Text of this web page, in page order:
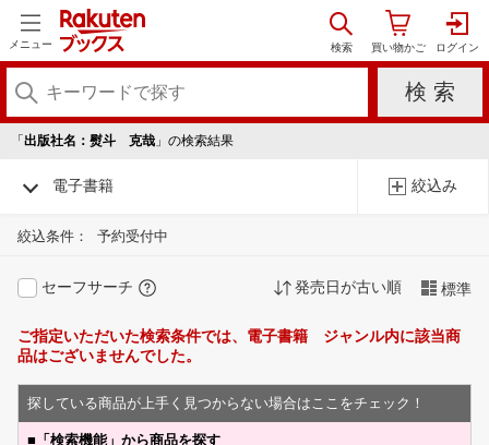
メニュー
「 出版社名：熨斗 克哉 」の検索結果
電子書籍 絞込み
絞込条件： 予約受付中
セーフサーチ 発売日が古い順 標準
ご指定いただいた検索条件では、電子書籍 ジャンル内に該当商
品はございませんでした。
探している商品が上手く見つからない場合はここをチェック！
■ 「検索機能」から商品を探す